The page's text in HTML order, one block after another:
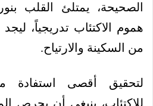
الصحيحة، يمتلئ القلب
هموم الاكتئاب تدريجياً،
من السكينة والارتياح.
لتحقيق أقصى استفادة
للاكتئاب، ينبغي أن يحرص